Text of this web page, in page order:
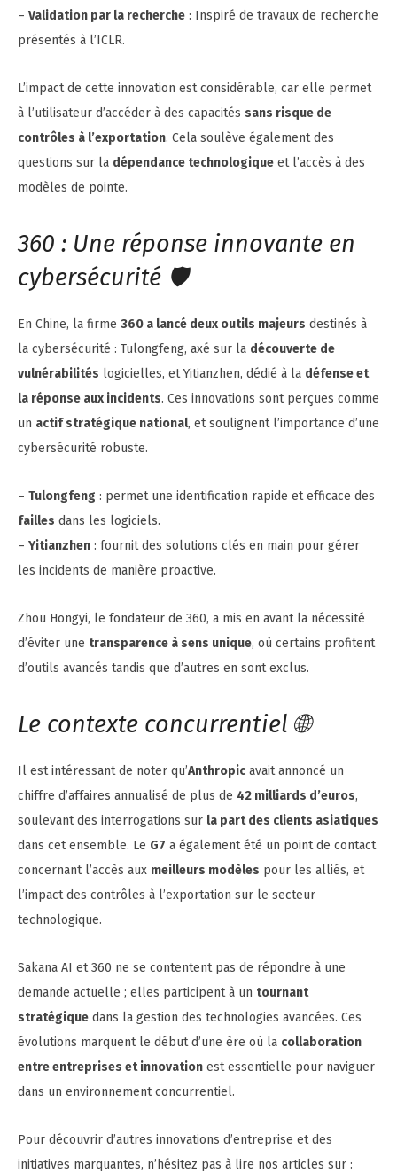
– Validation par la recherche : Inspiré de travaux de recherche
présentés à l’ICLR.
L’impact de cette innovation est considérable, car elle permet
à l’utilisateur d’accéder à des capacités sans risque de
contrôles à l’exportation. Cela soulève également des
questions sur la dépendance technologique et l’accès à des
modèles de pointe.
360 : Une réponse innovante en
cybersécurité 🛡️
En Chine, la firme 360 a lancé deux outils majeurs destinés à
la cybersécurité : Tulongfeng, axé sur la découverte de
vulnérabilités logicielles, et Yitianzhen, dédié à la défense et
la réponse aux incidents. Ces innovations sont perçues comme
un actif stratégique national, et soulignent l’importance d’une
cybersécurité robuste.
– Tulongfeng : permet une identification rapide et efficace des
failles dans les logiciels.
– Yitianzhen : fournit des solutions clés en main pour gérer
les incidents de manière proactive.
Zhou Hongyi, le fondateur de 360, a mis en avant la nécessité
d’éviter une transparence à sens unique, où certains profitent
d’outils avancés tandis que d’autres en sont exclus.
Le contexte concurrentiel 🌐
Il est intéressant de noter qu’Anthropic avait annoncé un
chiffre d’affaires annualisé de plus de 42 milliards d’euros,
soulevant des interrogations sur la part des clients asiatiques
dans cet ensemble. Le G7 a également été un point de contact
concernant l’accès aux meilleurs modèles pour les alliés, et
l’impact des contrôles à l’exportation sur le secteur
technologique.
Sakana AI et 360 ne se contentent pas de répondre à une
demande actuelle ; elles participent à un tournant
stratégique dans la gestion des technologies avancées. Ces
évolutions marquent le début d’une ère où la collaboration
entre entreprises et innovation est essentielle pour naviguer
dans un environnement concurrentiel.
Pour découvrir d’autres innovations d’entreprise et des
initiatives marquantes, n’hésitez pas à lire nos articles sur :